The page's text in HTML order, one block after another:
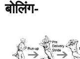
बोलिंग-